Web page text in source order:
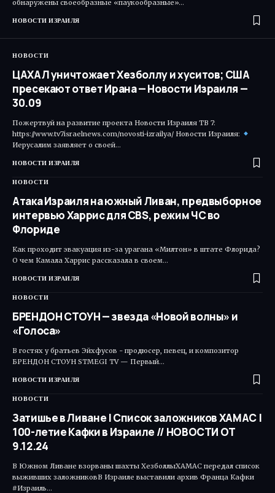
обнаружены своеобразные «паукообразные»…
НОВОСТИ ИЗРАИЛЯ
НОВОСТИ
ЦАХАЛ уничтожает Хезболлу и хуситов; США
пресекают ответ Ирана — Новости Израиля —
30.09
Пожертвуй на развитие проекта Новости Израиля ТВ 7:
https://www.tv7israelnews.com/novosti-izrailya/ Новости Израиля:
Иерусалим заявляет о своей…
НОВОСТИ ИЗРАИЛЯ
НОВОСТИ
Атака Израиля на южный Ливан, предвыборное
интервью Харрис для CBS, режим ЧС во
Флориде
Как проходит эвакуация из-за урагана «Милтон» в штате Флорида?
О чем Камала Харрис рассказала в своем…
НОВОСТИ ИЗРАИЛЯ
НОВОСТИ
БРЕНДОН СТОУН — звезда «Новой волны» и
«Голоса»
В гостях у братьев Эйхфусов - продюсер, певец, и композитор
БРЕНДОН СТОУН STMEGI TV — Первый…
НОВОСТИ ИЗРАИЛЯ
НОВОСТИ
Затишье в Ливане | Список заложников ХАМАС |
100-летие Кафки в Израиле // НОВОСТИ ОТ
9.12.24
В Южном Ливане взорваны шахты ХезболлыХАМАС передал список
выживших заложниковВ Израиле выставили архив Франца Кафки
#Израиль…